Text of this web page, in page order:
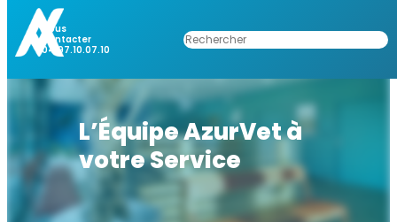
Nous
Contacter
04.97.10.07.10
Rechercher
L’Équipe AzurVet à
votre Service